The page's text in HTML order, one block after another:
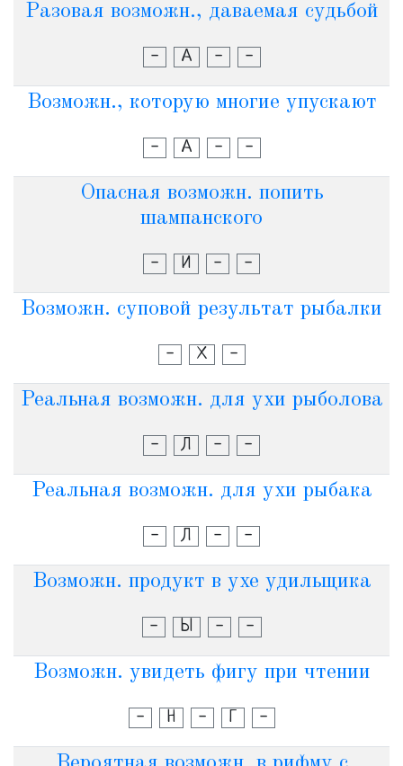
Разовая возможн., даваемая судьбой
- А - -
Возможн., которую многие упускают
- А - -
Опасная возможн. попить
шампанского
- И - -
Возможн. суповой результат рыбалки
- Х -
Реальная возможн. для ухи рыболова
- Л - -
Реальная возможн. для ухи рыбака
- Л - -
Возможн. продукт в ухе удильщика
- Ы - -
Возможн. увидеть фигу при чтении
- Н - Г -